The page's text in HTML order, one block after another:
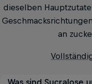
dieselben
an